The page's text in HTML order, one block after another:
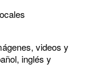
videos y
inglés y